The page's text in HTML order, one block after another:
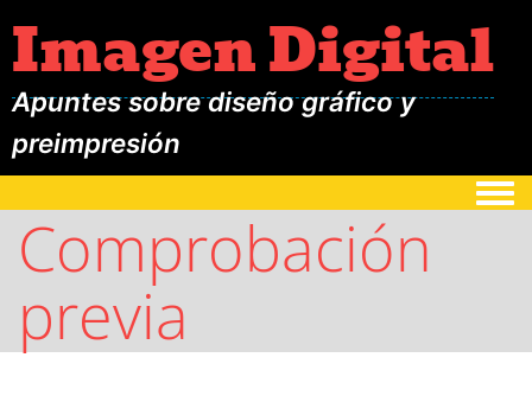
Imagen Digital
Apuntes sobre diseño gráfico y
preimpresión
Comprobación
previa